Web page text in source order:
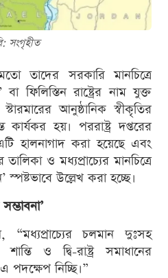
সংগৃহীত
তাদের সরকারি মানচিত্রে
বা ফিলিস্তিন রাষ্ট্রের নাম যুক্ত
স্টারমারের আনুষ্ঠানিক স্বীকৃতির
হয়। পররাষ্ট্র দপ্তরের
হালনাগাদ করা হয়েছে এবং
ও মধ্যপ্রাচ্যের মানচিত্রে
স্পষ্টভাবে উল্লেখ করা হচ্ছে।
সম্ভাবনা’
“মধ্যপ্রাচ্যের চলমান দুঃসহ
ও দ্বি-রাষ্ট্র সমাধানের
পদক্ষেপ নিচ্ছি।”